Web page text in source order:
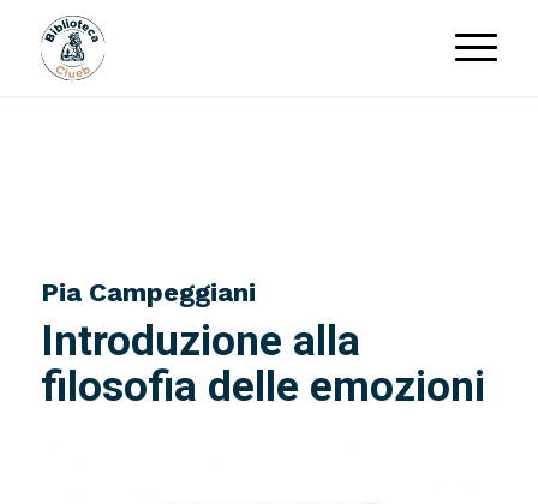
Pia Campeggiani
Introduzione alla
filosofia delle emozioni